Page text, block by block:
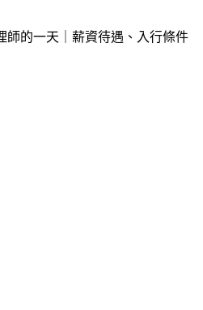
師的一天｜薪資待遇、入行條件